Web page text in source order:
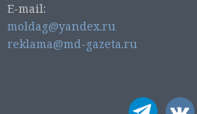
E-mail:
moldag@yandex.ru
reklama@md-gazeta.ru